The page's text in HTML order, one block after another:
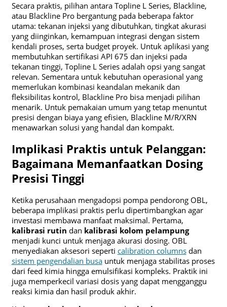
Secara praktis, pilihan antara Topline L Series, Blackline,
atau Blackline Pro bergantung pada beberapa faktor
utama: tekanan injeksi yang dibutuhkan, tingkat akurasi
yang diinginkan, kemampuan integrasi dengan sistem
kendali proses, serta budget proyek. Untuk aplikasi yang
membutuhkan sertifikasi API 675 dan injeksi pada
tekanan tinggi, Topline L Series adalah opsi yang sangat
relevan. Sementara untuk kebutuhan operasional yang
memerlukan kombinasi keandalan mekanik dan
fleksibilitas kontrol, Blackline Pro bisa menjadi pilihan
menarik. Untuk pemakaian umum yang tetap menuntut
presisi dengan biaya yang efisien, Blackline M/R/XRN
menawarkan solusi yang handal dan kompakt.
Implikasi Praktis untuk Pelanggan:
Bagaimana Memanfaatkan Dosing
Presisi Tinggi
Ketika perusahaan mengadopsi pompa pendorong OBL,
beberapa implikasi praktis perlu dipertimbangkan agar
investasi membawa manfaat maksimal. Pertama,
kalibrasi rutin dan kalibrasi kolom pelampung
menjadi kunci untuk menjaga akurasi dosing. OBL
menyediakan aksesori seperti calibration columnsdan
sistem pengendalian busauntuk menjaga stabilitas proses
dari feed kimia hingga emulsifikasi kompleks. Praktik ini
juga memperkecil variasi dosis yang dapat mengganggu
reaksi kimia dan hasil produk akhir.